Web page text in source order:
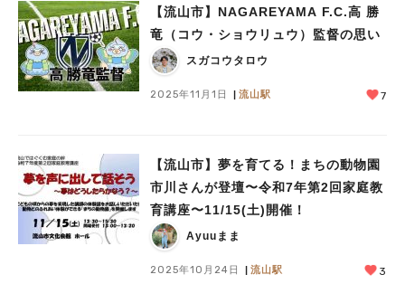
【流山市】NAGAREYAMA F.C.高 勝
竜（コウ・ショウリュウ）監督の思い
スガコウタロウ
2025年11月1日 流山駅 7
【流山市】夢を育てる！まちの動物園
市川さんが登壇〜令和7年第2回家庭教
育講座〜11/15(土)開催！
Ayuuまま
2025年10月24日 流山駅 3